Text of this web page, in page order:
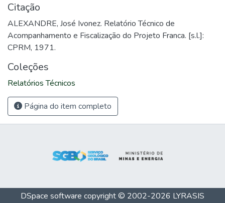
Citação
ALEXANDRE, José Ivonez. Relatório Técnico de
Acompanhamento e Fiscalização do Projeto Franca. [s.l.]:
CPRM, 1971.
Coleções
Relatórios Técnicos
Página do item completo
DSpace software copyright © 2002-2026 LYRASIS